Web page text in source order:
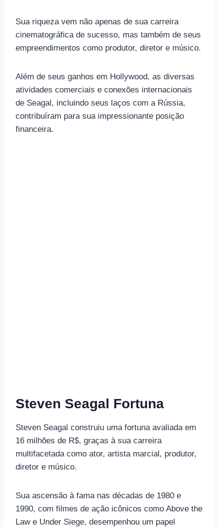
Sua riqueza vem não apenas de sua carreira
cinematográfica de sucesso, mas também de seus
empreendimentos como produtor, diretor e músico.
Além de seus ganhos em Hollywood, as diversas
atividades comerciais e conexões internacionais
de Seagal, incluindo seus laços com a Rússia,
contribuíram para sua impressionante posição
financeira.
Steven Seagal Fortuna
Steven Seagal construiu uma fortuna avaliada em
16 milhões de R$, graças à sua carreira
multifacetada como ator, artista marcial, produtor,
diretor e músico.
Sua ascensão à fama nas décadas de 1980 e
1990, com filmes de ação icônicos como Above the
Law e Under Siege, desempenhou um papel